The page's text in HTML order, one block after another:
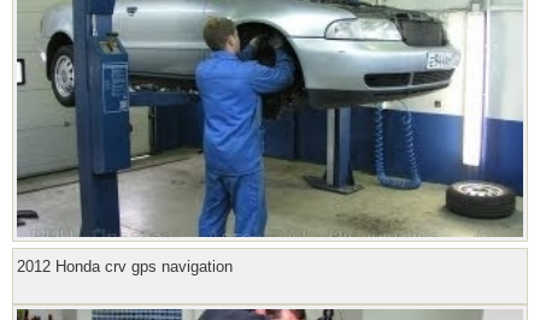
2012 Honda crv gps navigation